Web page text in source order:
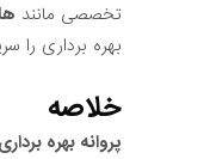
تخصصی مانند
بهره برداری را
خلاصه
پروانه بهره برداری